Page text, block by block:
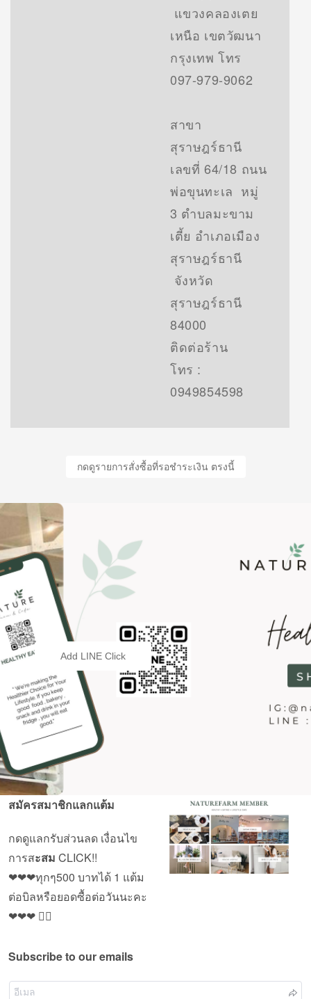
แขวงคลองเตย
เหนือ เขตวัฒนา
กรุงเทพ โทร
097-979-9062
สาขา
สุราษฎร์ธานี
เลขที่ 64/18 ถนน
พ่อขุนทะเล หมู่
3 ตำบลมะขาม
เตี้ย อำเภอเมือง
สุราษฎร์ธานี
จังหวัด
สุราษฎร์ธานี
84000
ติดต่อร้าน
โทร :
0949854598
กดดูรายการสั่งซื้อที่รอชำระเงิน ตรงนี้
Add LINE Click
สมัครสมาชิกแลกแต้ม
กดดูแลกรับส่วนลด เงื่อนไข
การสะสม CLICK!!
❤❤❤ทุกๆ500 บาทได้ 1 แต้ม
ต่อบิลหรือยอดซื้อต่อวันนะคะ
❤❤❤ 🙇‍♀️
Subscribe to our emails